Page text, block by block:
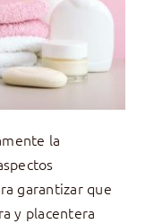
la
garantizar que
y placentera